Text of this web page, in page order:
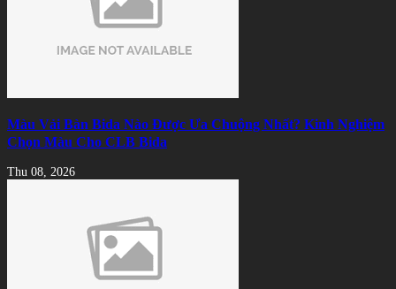
Màu Vải Bàn Bida Nào Được Ưa Chuộng Nhất? Kinh Nghiệm
Chọn Màu Cho CLB Bida
Thu 08, 2026